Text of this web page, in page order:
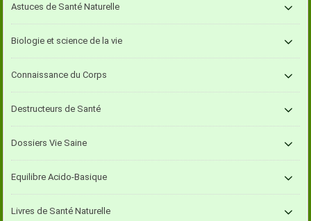
Astuces de Santé Naturelle
Biologie et science de la vie
Connaissance du Corps
Destructeurs de Santé
Dossiers Vie Saine
Equilibre Acido-Basique
Livres de Santé Naturelle